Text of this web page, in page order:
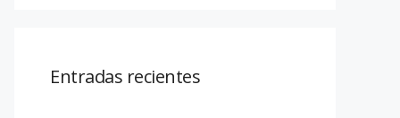
Entradas recientes